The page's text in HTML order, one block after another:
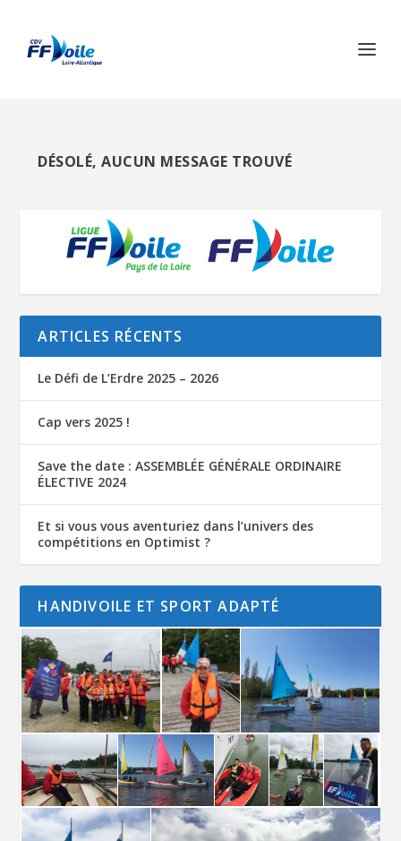
DÉSOLÉ, AUCUN MESSAGE TROUVÉ
ARTICLES RÉCENTS
Le Défi de L’Erdre 2025 – 2026
Cap vers 2025 !
Save the date : ASSEMBLÉE GÉNÉRALE ORDINAIRE
ÉLECTIVE 2024
Et si vous vous aventuriez dans l’univers des
compétitions en Optimist ?
HANDIVOILE ET SPORT ADAPTÉ